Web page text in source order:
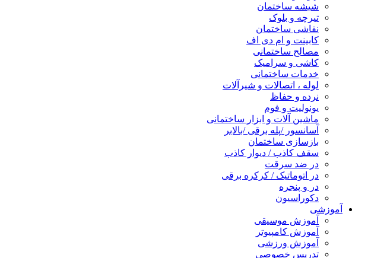
شیشه ساختمان
تیرچه و بلوک
نقاشی ساختمان
کابینت و ام دی اف
مصالح ساختمانی
کاشی و سرامیک
خدمات ساختمانی
لوله ، اتصالات و شیرآلات
نرده و حفاظ
یونولیت و فوم
ماشین آلات و ابزار ساختمانی
آسانسور /پله برقی /بالابر
بازسازی ساختمان
سقف کاذب / دیوار کاذب
در ضد سرقت
در اتوماتیک / کرکره برقی
در و پنجره
دکوراسیون
آموزشی
آموزش موسیقی
آموزش کامپیوتر
آموزش ورزشی
تدریس خصوصی